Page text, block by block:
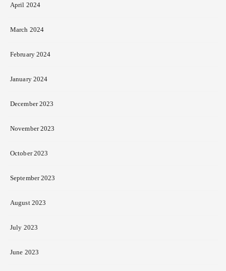
April 2024
March 2024
February 2024
January 2024
December 2023
November 2023
October 2023
September 2023
August 2023
July 2023
June 2023